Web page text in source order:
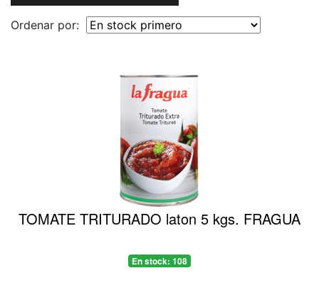
Ordenar por:
TOMATE TRITURADO laton 5 kgs. FRAGUA
En stock: 108